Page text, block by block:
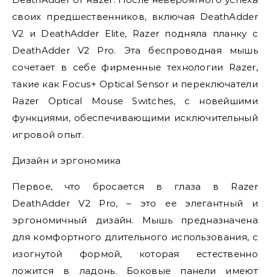
своих предшественников, включая DeathAdder
V2 и DeathAdder Elite, Razer подняла планку с
DeathAdder V2 Pro. Эта беспроводная мышь
сочетает в себе фирменные технологии Razer,
такие как Focus+ Optical Sensor и переключатели
Razer Optical Mouse Switches, с новейшими
функциями, обеспечивающими исключительный
игровой опыт.
Дизайн и эргономика
Первое, что бросается в глаза в Razer
DeathAdder V2 Pro, – это ее элегантный и
эргономичный дизайн. Мышь предназначена
для комфортного длительного использования, с
изогнутой формой, которая естественно
ложится в ладонь. Боковые панели имеют